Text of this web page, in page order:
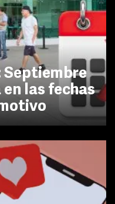
Septiembre
las fechas